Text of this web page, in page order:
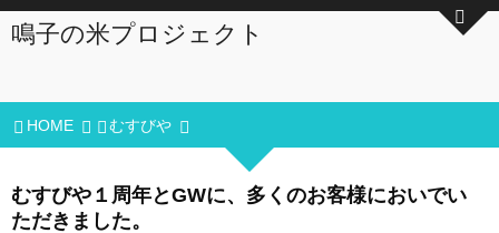
鳴子の米プロジェクト
HOME むすびや
むすびや１周年とGWに、多くのお客様においでい
ただきました。